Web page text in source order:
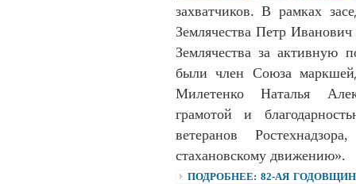
захватчиков. В рамках
Землячества Петр
Землячества за активную
были член Союза
Милетенко Наталья
грамотой и
ветеранов
стахановскому движению».
ПОДРОБНЕЕ: 82-АЯ